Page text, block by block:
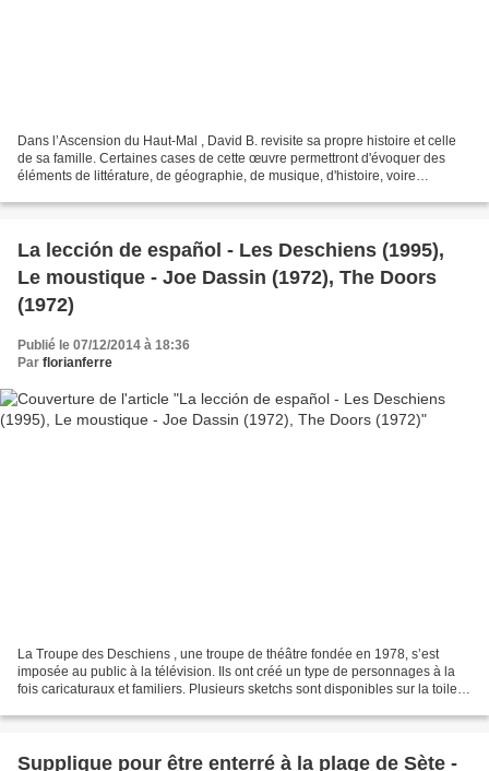
Dans l’Ascension du Haut-Mal , David B. revisite sa propre histoire et celle
de sa famille. Certaines cases de cette œuvre permettront d'évoquer des
éléments de littérature, de géographie, de musique, d'histoire, voire
La lección de español - Les Deschiens (1995),
Le moustique - Joe Dassin (1972), The Doors
(1972)
Publié le 07/12/2014 à 18:36
Par florianferre
La Troupe des Deschiens , une troupe de théâtre fondée en 1978, s’est
imposée au public à la télévision. Ils ont créé un type de personnages à la
fois caricaturaux et familiers. Plusieurs sketchs sont disponibles sur la toile.
Supplique pour être enterré à la plage de Sète -